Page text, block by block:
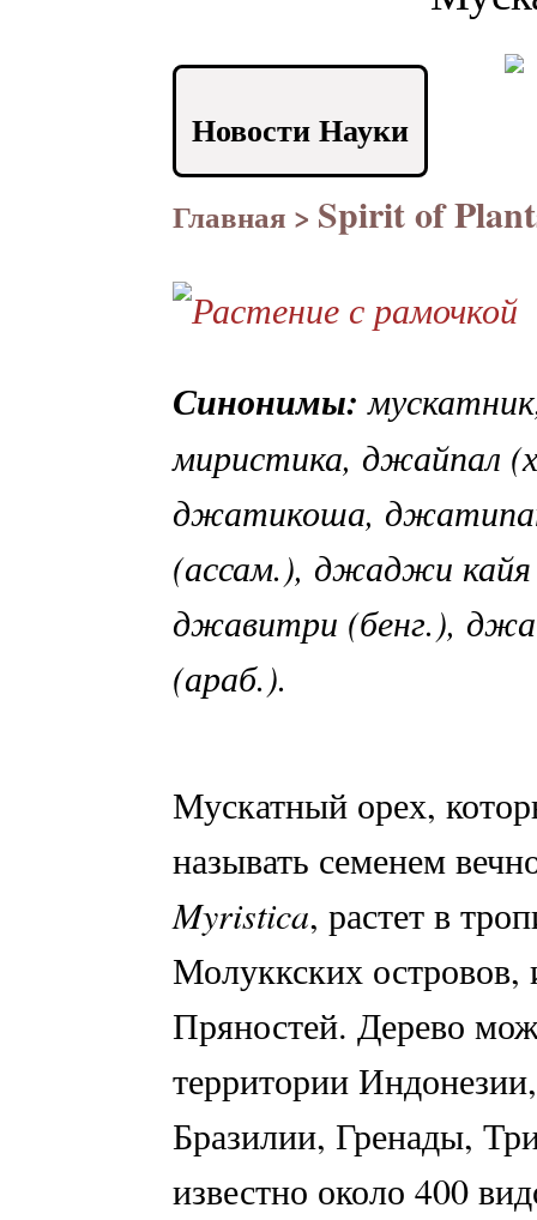
Новости Науки
Главная > Spirit of
Синонимы:
миристика, джайпал
джатикоша,
(ассам.), джаджи кайя
джавитри (бенг.),
(араб.).
Мускатный орех,
называть семенем
Myristica, растет в
Молуккских островов,
Пряностей. Дерево
территории
Бразилии, Гренады,
известно около 400